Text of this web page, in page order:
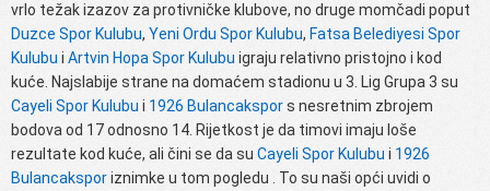
vrlo težak izazov za protivničke klubove, no druge momčadi poput
Duzce Spor Kulubu, Yeni Ordu Spor Kulubu, Fatsa Belediyesi Spor
Kulubu i Artvin Hopa Spor Kulubu igraju relativno pristojno i kod
kuće. Najslabije strane na domaćem stadionu u 3. Lig Grupa 3 su
Cayeli Spor Kulubu i 1926 Bulancakspors nesretnim zbrojem
bodova od 17 odnosno 14. Rijetkost je da timovi imaju loše
rezultate kod kuće, ali čini se da su Cayeli Spor Kulubu i 1926
Bulancaksporiznimke u tom pogledu . To su naši opći uvidi o